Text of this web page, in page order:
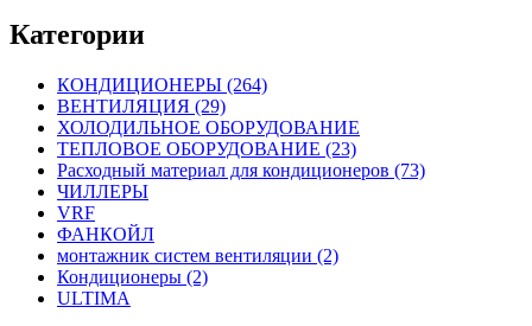
Категории
КОНДИЦИОНЕРЫ (264)
ВЕНТИЛЯЦИЯ (29)
ХОЛОДИЛЬНОЕ ОБОРУДОВАНИЕ
ТЕПЛОВОЕ ОБОРУДОВАНИЕ (23)
Расходный материал для кондиционеров (73)
ЧИЛЛЕРЫ
VRF
ФАНКОЙЛ
монтажник систем вентиляции (2)
Кондиционеры (2)
ULTIMA